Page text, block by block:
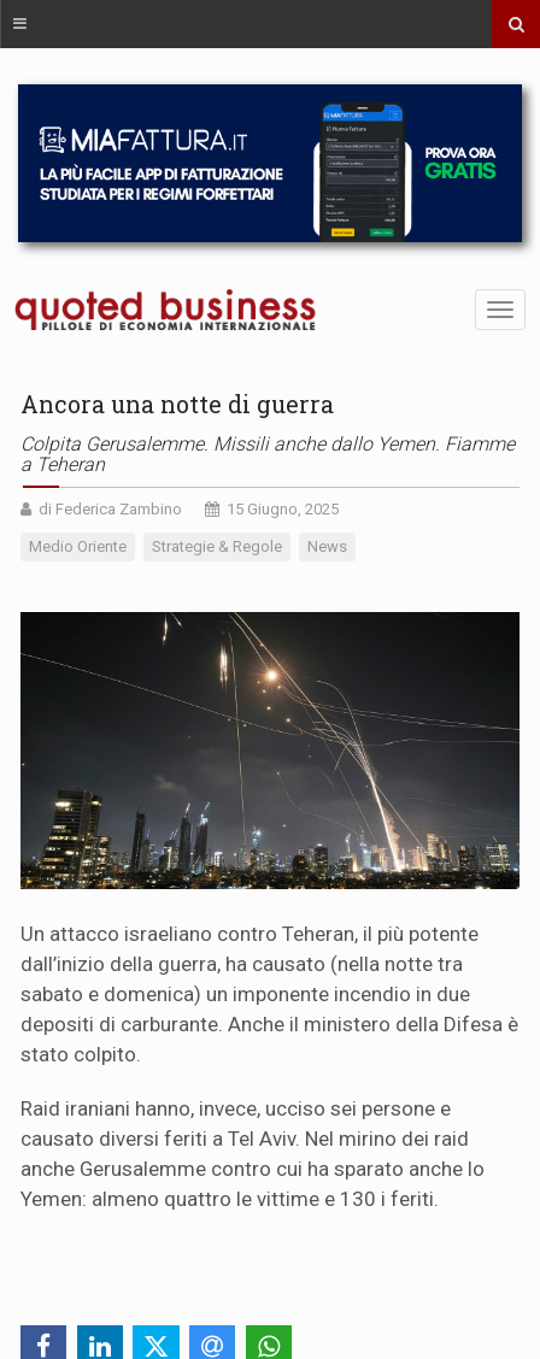
Ancora una notte di guerra
Colpita Gerusalemme. Missili anche dallo Yemen. Fiamme
a Teheran
di Federica Zambino 15 Giugno, 2025
Medio Oriente Strategie & Regole News
Un attacco israeliano contro Teheran, il più potente
dall’inizio della guerra, ha causato (nella notte tra
sabato e domenica) un imponente incendio in due
depositi di carburante. Anche il ministero della Difesa è
stato colpito.
Raid iraniani hanno, invece, ucciso sei persone e
causato diversi feriti a Tel Aviv. Nel mirino dei raid
anche Gerusalemme contro cui ha sparato anche lo
Yemen: almeno quattro le vittime e 130 i feriti.